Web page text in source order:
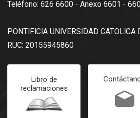
Teléfono: 626 6600 - Anexo 6601 -
PONTIFICIA UNIVERSIDAD CATOLICA
RUC: 20155945860
Libro de
reclamaciones